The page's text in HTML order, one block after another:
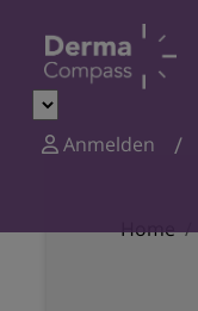
Anmelden
Home